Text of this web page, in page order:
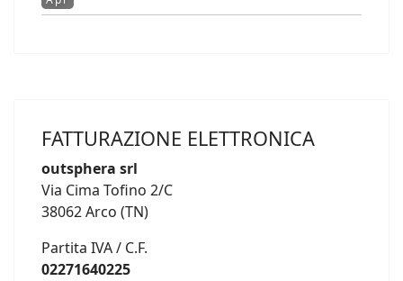
FATTURAZIONE ELETTRONICA
outsphera srl
Via Cima Tofino 2/C
38062 Arco (TN)
Partita IVA / C.F.
02271640225